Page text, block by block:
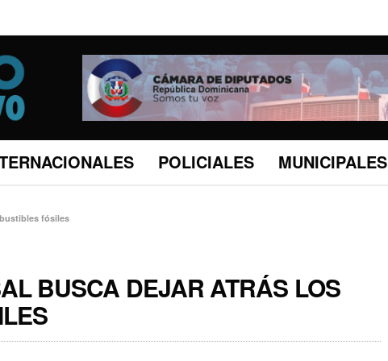
POLICIALES MUNICIPALES
fósiles
BUSCA DEJAR ATRÁS LOS